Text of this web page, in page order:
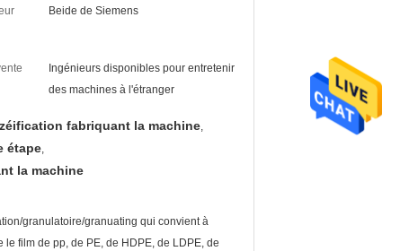
Beide de Siemens
Ingénieurs disponibles pour entretenir
des machines à l'étranger
fabriquant la machine,
étape,
la machine
granulatoire/granuating qui convient à
film de pp, de PE, de HDPE, de LDPE, de